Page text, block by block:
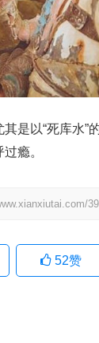
是以“死库水”
瘾。
52赞